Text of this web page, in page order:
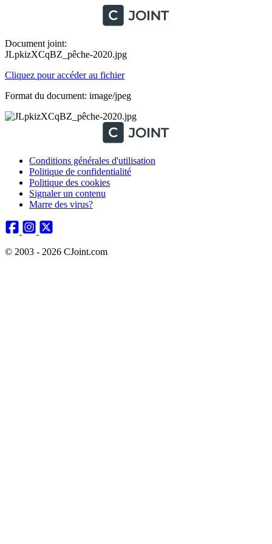
Document joint:
JLpkizXCqBZ_pêche-2020.jpg
Cliquez pour accéder au fichier
Format du document: image/jpeg
Conditions générales d'utilisation
Politique de confidentialité
Politique des cookies
Signaler un contenu
Marre des virus?
© 2003 - 2026 CJoint.com